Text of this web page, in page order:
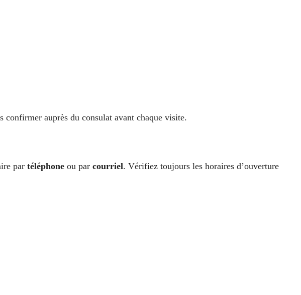
confirmer auprès du consulat avant chaque visite.
par téléphone ou par courriel. Vérifiez toujours les horaires d’ouverture